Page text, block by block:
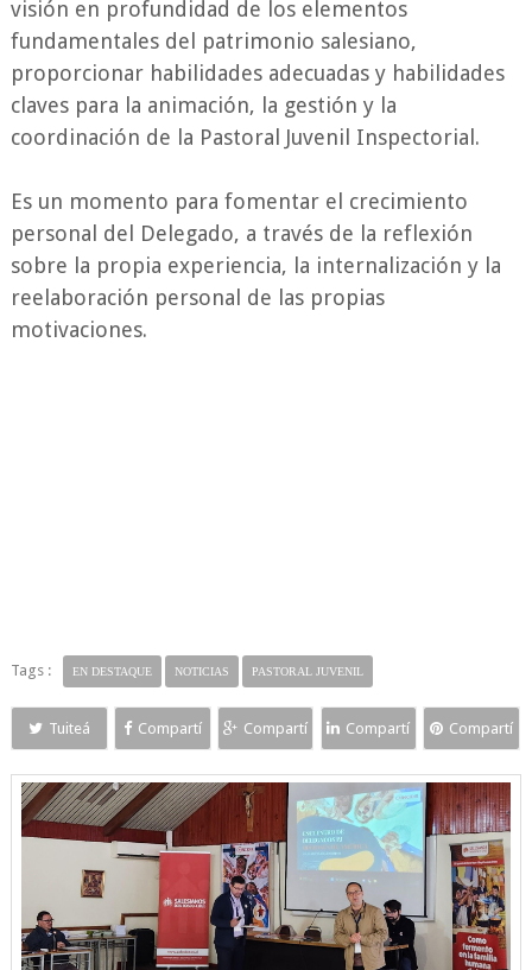
visión en profundidad de los elementos
fundamentales del patrimonio salesiano,
proporcionar habilidades adecuadas y habilidades
claves para la animación, la gestión y la
coordinación de la Pastoral Juvenil Inspectorial.
Es un momento para fomentar el crecimiento
personal del Delegado, a través de la reflexión
sobre la propia experiencia, la internalización y la
reelaboración personal de las propias
motivaciones.
Tags : EN DESTAQUE NOTICIAS PASTORAL JUVENIL
Tuiteá Compartí Compartí Compartí Compartí